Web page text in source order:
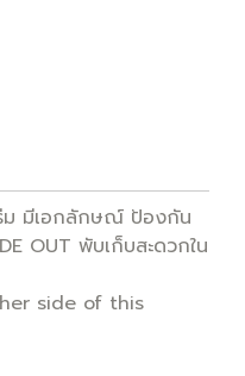
ม มีเอกลักษณ์ ป้องกัน
OUT พับเก็บสะดวกใน
side of this